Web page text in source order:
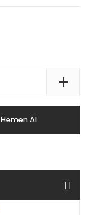
Hemen Al